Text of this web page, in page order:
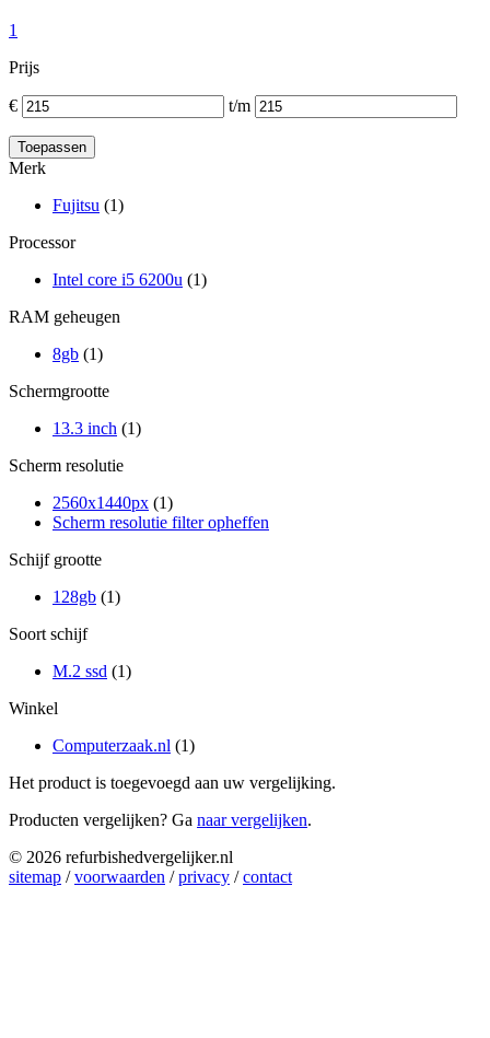
1
Prijs
€ t/m
Merk
Fujitsu (1)
Processor
Intel core i5 6200u (1)
RAM geheugen
8gb (1)
Schermgrootte
13.3 inch (1)
Scherm resolutie
2560x1440px (1)
Scherm resolutie filter opheffen
Schijf grootte
128gb (1)
Soort schijf
M.2 ssd (1)
Winkel
Computerzaak.nl (1)
Het product is toegevoegd aan uw vergelijking.
Producten vergelijken? Ga naar vergelijken.
© 2026 refurbishedvergelijker.nl
sitemap /voorwaarden /privacy /contact